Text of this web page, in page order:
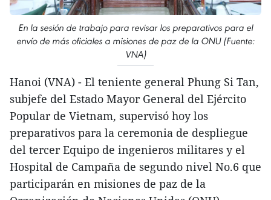
En la sesión de trabajo para revisar los preparativos para el
envío de más oficiales a misiones de paz de la ONU (Fuente:
VNA)
Hanoi (VNA) - El teniente general Phung Si Tan,
subjefe del Estado Mayor General del Ejército
Popular de Vietnam, supervisó hoy los
preparativos para la ceremonia de despliegue
del tercer Equipo de ingenieros militares y el
Hospital de Campaña de segundo nivel No.6 que
participarán en misiones de paz de la